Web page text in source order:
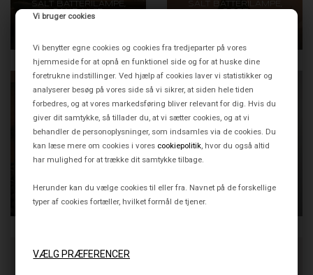
Vi bruger cookies
Vi benytter egne cookies og cookies fra tredjeparter på vores
hjemmeside for at opnå en funktionel side og for at huske dine
foretrukne indstillinger. Ved hjælp af cookies laver vi statistikker og
analyserer besøg på vores side så vi sikrer, at siden hele tiden
forbedres, og at vores markedsføring bliver relevant for dig. Hvis du
giver dit samtykke, så tillader du, at vi sætter cookies, og at vi
behandler de personoplysninger, som indsamles via de cookies. Du
kan læse mere om cookies i vores cookiepolitik, hvor du også altid
har mulighed for at trække dit samtykke tilbage.
Herunder kan du vælge cookies til eller fra. Navnet på de forskellige
typer af cookies fortæller, hvilket formål de tjener.
SALT BATTERILAMPE,
SAND HVID
SALT BATTERILAMPE,
2.995,00 DKK 4.720,00 DKK